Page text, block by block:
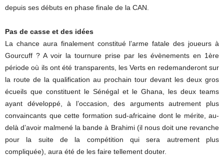
depuis ses débuts en phase finale de la CAN.
Pas de casse et des idées
La chance aura finalement constitué l’arme fatale des joueurs à
Gourcuff ? A voir la tournure prise par les évènements en 1ère
période où ils ont été transparents, les Verts en redemanderont sur
la route de la qualification au prochain tour devant les deux gros
écueils que constituent le Sénégal et le Ghana, les deux teams
ayant développé, à l’occasion, des arguments autrement plus
convaincants que cette formation sud-africaine dont le mérite, au-
delà d’avoir malmené la bande à Brahimi (il nous doit une revanche
pour la suite de la compétition qui sera autrement plus
compliquée), aura été de les faire tellement douter.